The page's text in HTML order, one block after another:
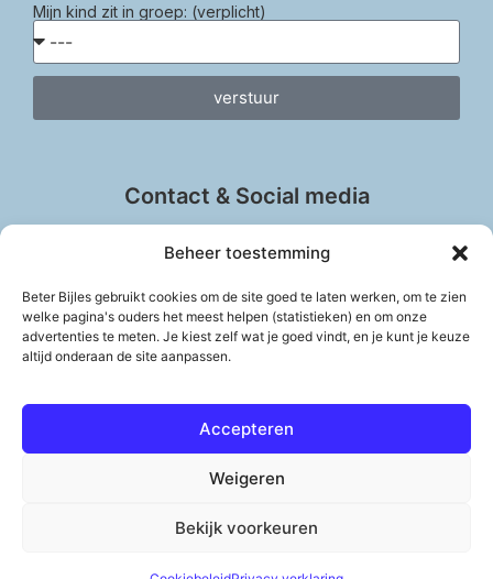
Beheer toestemming
Beter Bijles gebruikt cookies om de site goed te laten werken, om te zien
welke pagina's ouders het meest helpen (statistieken) en om onze
advertenties te meten. Je kiest zelf wat je goed vindt, en je kunt je keuze
altijd onderaan de site aanpassen.
Accepteren
Weigeren
Bekijk voorkeuren
Mijn kind zit in groep: (verplicht)
verstuur
Contact & Social media
info@beter-bijles.nl
Vul het contactformulier in
© 2011 – 2026 Copyright Beter Bijles & Peter Meijer